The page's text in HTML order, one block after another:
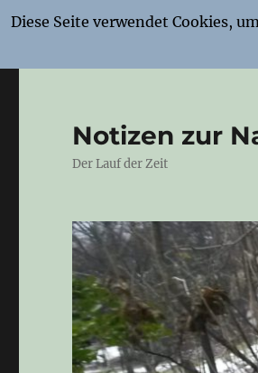
Notizen zur
Der Lauf der Zeit
Diese Seite verwendet Cookies,